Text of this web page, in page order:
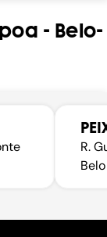
- Belo-
R.